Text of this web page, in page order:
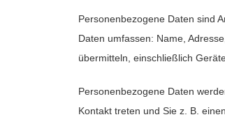
Personenbezogene Daten sind
Daten umfassen: Name,
übermitteln, einschließlich
Personenbezogene Daten
Kontakt treten und Sie z. B.